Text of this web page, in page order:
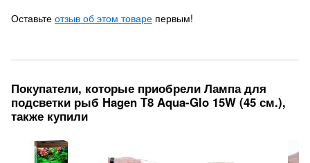
Оставьте отзыв об этом товаре первым!
Покупатели, которые приобрели Лампа для
подсветки рыб Hagen T8 Aqua-Glo 15W (45 см.),
также купили